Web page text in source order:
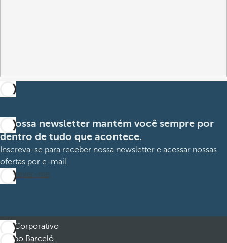
A nossa newsletter mantém você sempre por
dentro de tudo que acontece.
Inscreva-se para receber nossa newsletter e acessar nossas
ofertas por e-mail.
Inscrever-me
Corporativo
Grupo Barceló